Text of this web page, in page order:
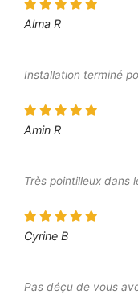
Alma R
Installation terminé
Amin R
Très pointilleux dans
Cyrine B
Pas déçu de vous